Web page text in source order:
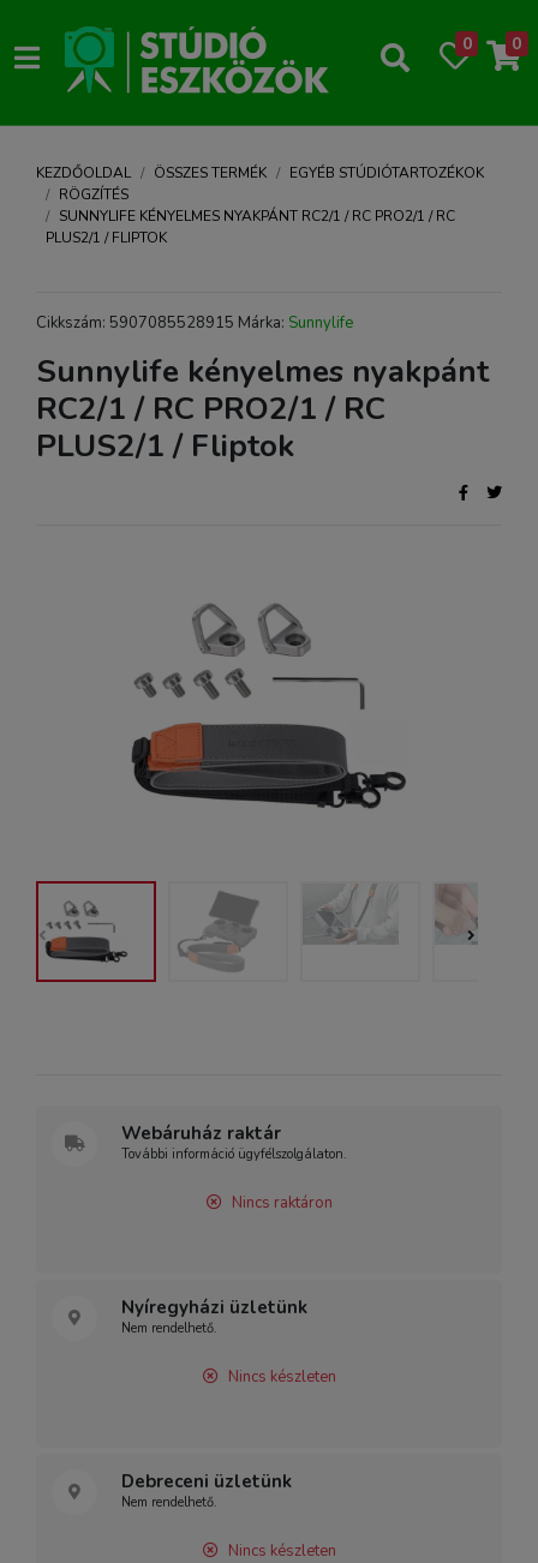
0 0
KEZDŐOLDAL ÖSSZES TERMÉK
EGYÉB STÚDIÓTARTOZÉKOK
RÖGZÍTÉS
SUNNYLIFE KÉNYELMES NYAKPÁNT RC2/1 / RC PRO2/1 / RC
PLUS2/1 / FLIPTOK
Cikkszám: 5907085528915 Márka: Sunnylife
Sunnylife kényelmes nyakpánt
RC2/1 / RC PRO2/1 / RC
PLUS2/1 / Fliptok
Webáruház raktár
További információ ügyfélszolgálaton.
Nincs raktáron
Nyíregyházi üzletünk
Nem rendelhető.
Nincs készleten
Debreceni üzletünk
Nem rendelhető.
Nincs készleten